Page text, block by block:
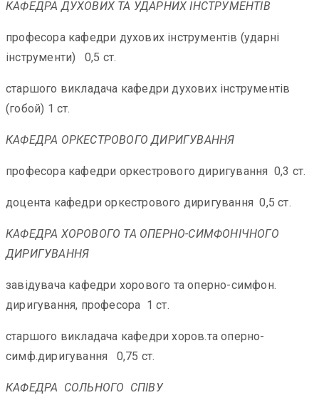
КАФЕДРА ДУХОВИХ ТА УДАРНИХ ІНСТРУМЕНТІВ
професора кафедри духових інструментів (ударні
інструменти) 0,5 ст.
старшого викладача кафедри духових інструментів
(гобой) 1 ст.
КАФЕДРА ОРКЕСТРОВОГО ДИРИГУВАННЯ
професора кафедри оркестрового диригування 0,3 ст.
доцента кафедри оркестрового диригування 0,5 ст.
КАФЕДРА ХОРОВОГО ТА ОПЕРНО-СИМФОНІЧНОГО
ДИРИГУВАННЯ
завідувача кафедри хорового та оперно-симфон.
диригування, професора 1 ст.
старшого викладача кафедри хоров.та оперно-
симф.диригування 0,75 ст.
КАФЕДРА СОЛЬНОГО СПІВУ